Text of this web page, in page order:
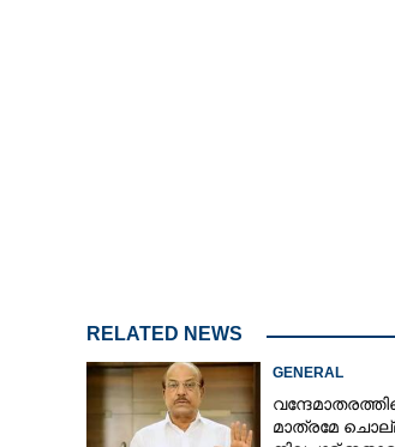
RELATED NEWS
GENERAL
മാത്രമേ